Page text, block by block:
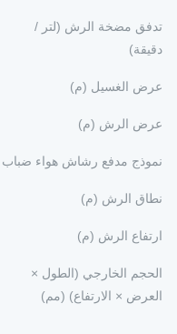
تدفق مضخة الرش (لتر /
دقيقة)
عرض الغسيل (م)
عرض الرش (م)
نموذج مدفع رشاش هواء ضباب
نطاق الرش (م)
ارتفاع الرش (م)
الحجم الخارجي (الطول ×
العرض × الارتفاع) (مم)